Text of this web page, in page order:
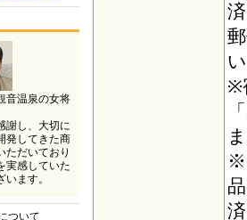
音温泉の女将
謝し、大切に
発してきた商
ただいており
実感していた
ます。
ついて
※
※